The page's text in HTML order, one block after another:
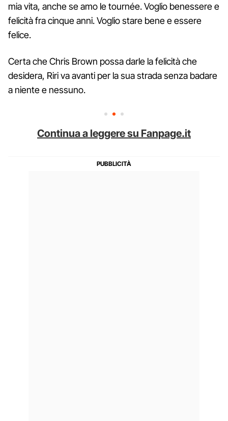
mia vita, anche se amo le tournée. Voglio benessere e
felicità fra cinque anni. Voglio stare bene e essere
felice.
Certa che Chris Brown possa darle la felicità che
desidera, Riri va avanti per la sua strada senza badare
a niente e nessuno.
Continua a leggere su Fanpage.it